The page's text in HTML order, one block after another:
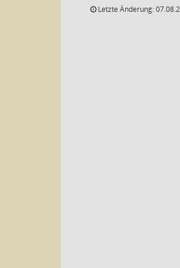
Letzte Änderung: